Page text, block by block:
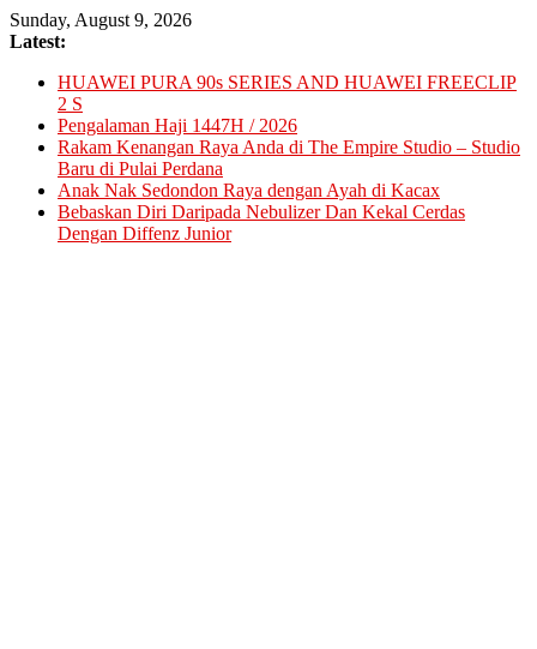
Skip
to
Sunday, August 9, 2026
Latest:
HUAWEI PURA 90s SERIES AND HUAWEI FREECLIP
2 S
Pengalaman Haji 1447H / 2026
Rakam Kenangan Raya Anda di The Empire Studio – Studio
Baru di Pulai Perdana
Anak Nak Sedondon Raya dengan Ayah di Kacax
Bebaskan Diri Daripada Nebulizer Dan Kekal Cerdas
Dengan Diffenz Junior